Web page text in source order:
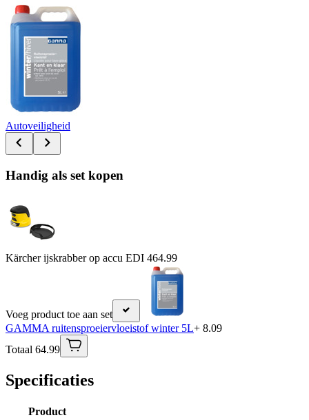
Autoveiligheid
Handig als set kopen
Kärcher ijskrabber op accu EDI 464.99
Voeg product toe aan set
GAMMA ruitensproeiervloeistof winter 5L+ 8.09
Totaal 64.99
Specificaties
Product